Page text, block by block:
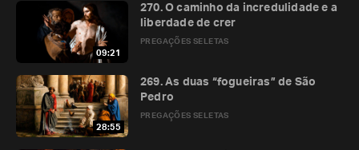
09:21
PREGAÇÕES SELETAS
270. O caminho da incredulidade e a
liberdade de crer
28:55
PREGAÇÕES SELETAS
269. As duas “fogueiras” de São
Pedro